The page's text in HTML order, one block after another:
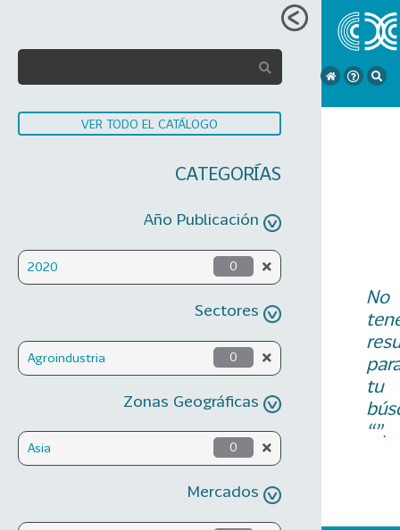
VER TODO EL CATÁLOGO
CATEGORÍAS
Año Publicación
2020 0
Sectores
Agroindustria 0
Zonas Geográficas
Asia 0
Mercados
No
tu
“”.